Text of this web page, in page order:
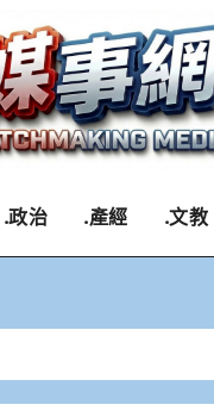
.政治 .產經 .文教